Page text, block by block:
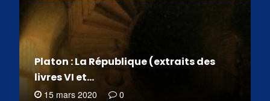
Platon : La République (extraits des
livres VI et…
15 mars 2020 0